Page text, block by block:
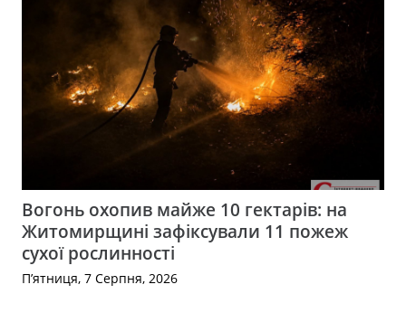
Вогонь охопив майже 10 гектарів: на
Житомирщині зафіксували 11 пожеж
сухої рослинності
П’ятниця, 7 Серпня, 2026